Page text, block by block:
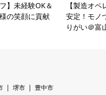
】未経験OK＆
の笑顔に貢献
【製造オ
安定！モノ
りがい＠富
堺市
豊中市